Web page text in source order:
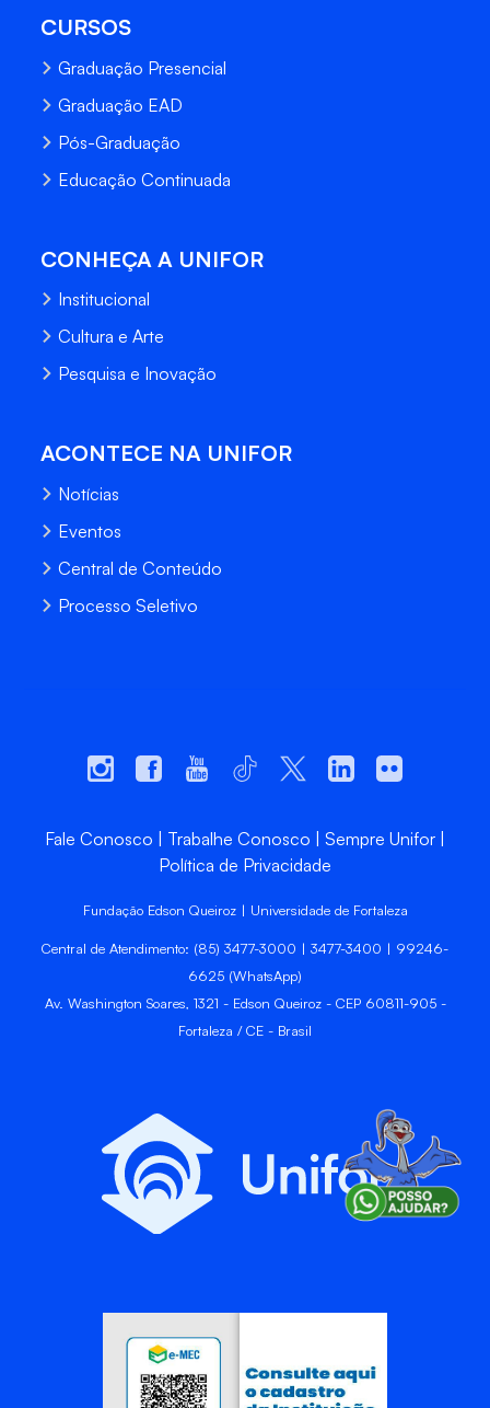
CURSOS
Graduação Presencial
Graduação EAD
Pós-Graduação
Educação Continuada
CONHEÇA A UNIFOR
Institucional
Cultura e Arte
Pesquisa e Inovação
ACONTECE NA UNIFOR
Notícias
Eventos
Central de Conteúdo
Processo Seletivo
Fale Conosco Trabalhe Conosco
Sempre Unifor
Política de Privacidade
Fundação Edson Queiroz | Universidade de Fortaleza
Central de Atendimento: (85) 3477-3000 | 3477-3400 | 99246-
6625 (WhatsApp)
Av. Washington Soares, 1321 - Edson Queiroz - CEP 60811-905 -
Fortaleza / CE - Brasil